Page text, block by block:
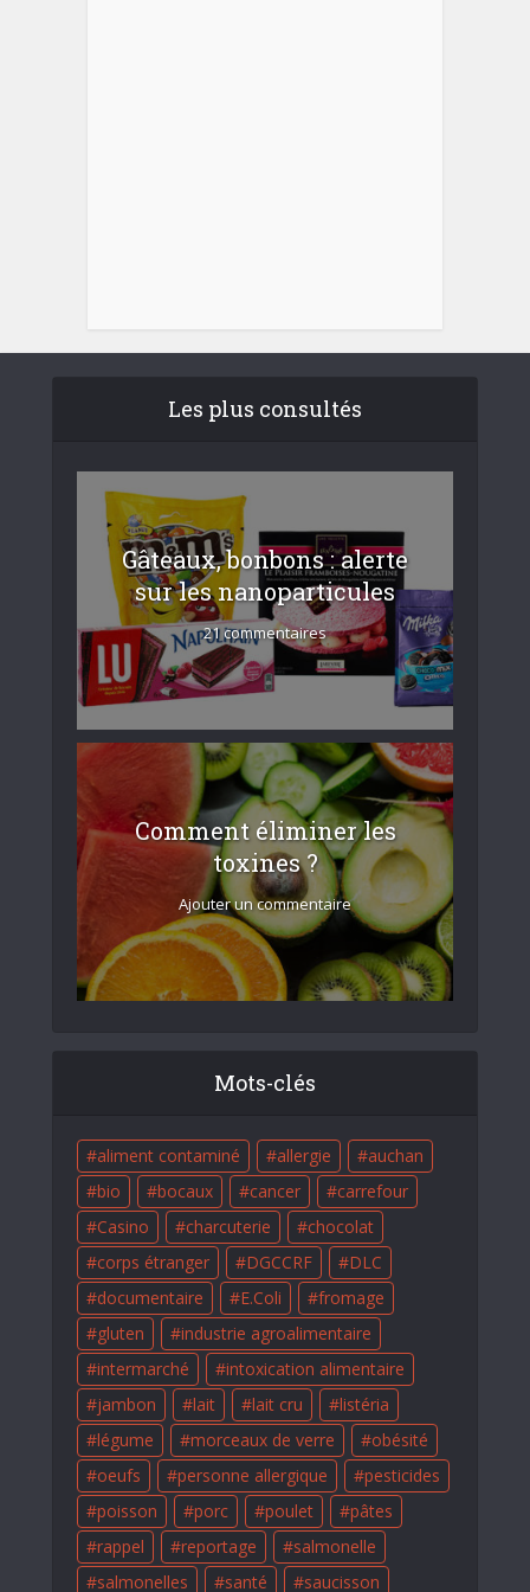
Les plus consultés
Gâteaux, bonbons : alerte
sur les nanoparticules
21 commentaires
Comment éliminer les
toxines ?
Ajouter un commentaire
Mots-clés
aliment contaminé allergie
auchan
bio
bocaux cancer
carrefour
Casino
charcuterie
chocolat
corps étranger
DGCCRF
DLC
documentaire
E.Coli
fromage
gluten
industrie agroalimentaire
intermarché
intoxication alimentaire
jambon
lait lait cru
listéria
légume
morceaux de verre
obésité
oeufs
personne allergique
pesticides
poisson
porc poulet
pâtes
rappel
reportage
salmonelle
salmonelles
santé saucisson